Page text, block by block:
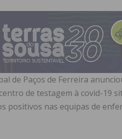
de Paços de Ferreira
de testagem à covid-19
positivos nas equipas de